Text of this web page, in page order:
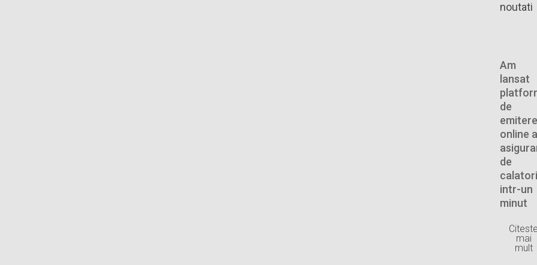
noutati
Am
lansat
de
emitere
online a
de
intr-un
minut
Citeste
mai
mult